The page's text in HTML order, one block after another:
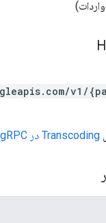
v1/
Transcoding در gRPC